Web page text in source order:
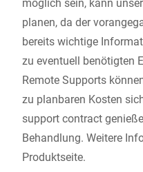
planen, da der
bereits wichtige
zu eventuell benötigten
Remote Supports
zu planbaren Kosten
support contract
Behandlung. Weitere
Produktseite.